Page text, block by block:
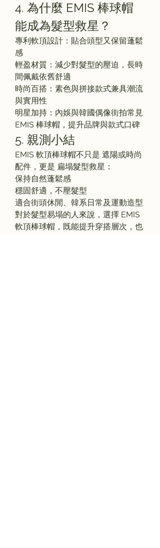
4. 為什麼 EMIS 棒球帽
能成為髮型救星？
專利軟頂設計：貼合頭型又保留蓬鬆
感
輕盈材質：減少對髮型的壓迫，長時
間佩戴依舊舒適
時尚百搭：素色與拼接款式兼具潮流
與實用性
明星加持：內娛與韓國偶像街拍常見
EMIS 棒球帽，提升品牌與款式口碑
5. 親測小結
EMIS 軟頂棒球帽不只是 遮陽或時尚
配件，更是 扁塌髮型救星：
保持自然蓬鬆感
穩固舒適，不壓髮型
適合街頭休閒、韓系日常及運動造型
對於髮型易塌的人來說，選擇 EMIS
軟頂棒球帽，既能提升穿搭層次，也